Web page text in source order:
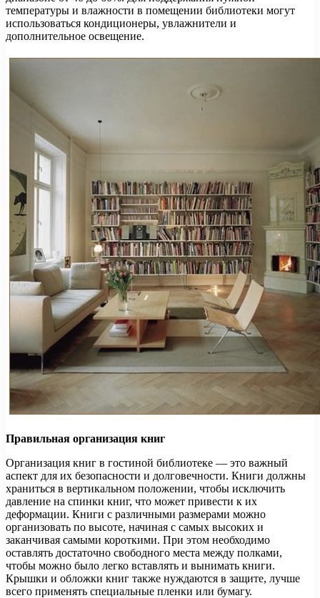
температуры и влажности в помещении библиотеки могут
использоваться кондиционеры, увлажнители и
дополнительное освещение.
Правильная организация книг
Организация книг в гостиной библиотеке — это важный
аспект для их безопасности и долговечности. Книги должны
храниться в вертикальном положении, чтобы исключить
давление на спинки книг, что может привести к их
деформации. Книги с различными размерами можно
организовать по высоте, начиная с самых высоких и
заканчивая самыми короткими. При этом необходимо
оставлять достаточно свободного места между полками,
чтобы можно было легко вставлять и вынимать книги.
Крышки и обложки книг также нуждаются в защите, лучше
всего применять специальные пленки или бумагу.